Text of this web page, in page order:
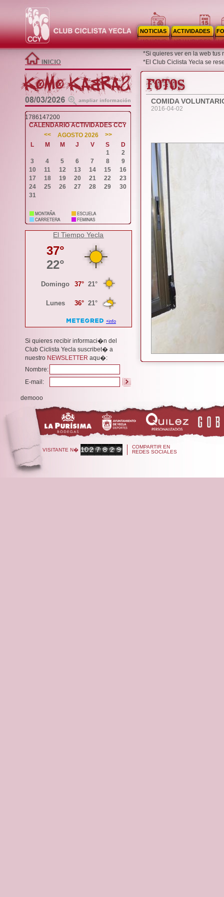
NOTICIAS ACTIVIDADES
*Si quieres ver en la web
*El Club Ciclista Yecla se
1786147200
CALENDARIO ACTIVIDADES CCY
<<
AGOSTO 2026
>>
L
M M J V S
D
1
2
3
4 5 6 7 8
9
10
11 12 13 14 15
16
17
18 19 20 21 22
23
24
25 26 27 28 29
30
31
El Tiempo Yecla
Si quieres recibir informaci�n del
Club Ciclista Yecla suscribet� a
nuestro NEWSLETTER aqu�:
Nombre:
E-mail:
demooo
COMIDA
2016-04-02
VISITANTE N� 102 7 8 2 9
COMPARTIR EN
REDES SOCIALES